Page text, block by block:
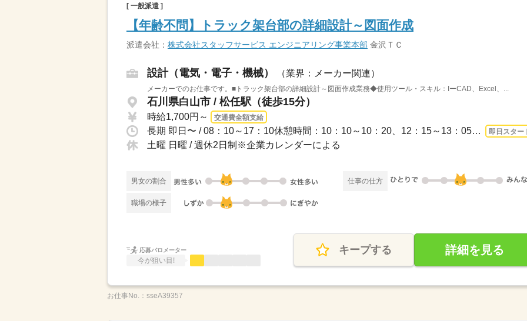
[ 一般派遣 ]
【年齢不問】トラック架台部の詳細設計～図面作成
派遣会社： 株式会社スタッフサービス エンジニアリング事業本部 金沢ＴＣ
設計（電気・電子・機械） （業界：メーカー関連）
メーカーでのお仕事です。■トラック架台部の詳細設計～図面作成業務◆使用ツール・スキル：IーCAD、Excel、...
石川県白山市 / 松任駅（徒歩15分）
時給1,700円～ 交通費全額支給
長期 即日〜 / 08：10～17：10休憩時間：10：10～10：20、12：15～13：05、15：05～15... 即日スター
土曜 日曜 / 週休2日制※企業カレンダーによる
男女の割合 仕事の仕方
職場の様子
応募バロメーター
今が狙い目!
キープする 詳細を見る
お仕事No.： sseA39357